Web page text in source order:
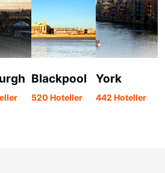
Blackpool
520 Hoteller
York
442 Hoteller